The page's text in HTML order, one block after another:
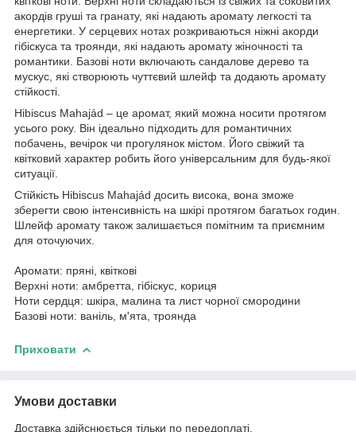
акордів груші та гранату, які надають аромату легкості та
енергетики. У серцевих нотах розкриваються ніжні акорди
гібіскуса та троянди, які надають аромату жіночності та
романтики. Базові ноти включають сандалове дерево та
мускус, які створюють чуттєвий шлейф та додають аромату
стійкості.
Hibiscus Mahajád – це аромат, який можна носити протягом
усього року. Він ідеально підходить для романтичних
побачень, вечірок чи прогулянок містом. Його свіжий та
квітковий характер робить його універсальним для будь-якої
ситуації.
Стійкість Hibiscus Mahajád досить висока, вона зможе
зберегти свою інтенсивність на шкірі протягом багатьох годин.
Шлейф аромату також залишається помітним та приємним
для оточуючих.
Аромати: пряні, квіткові
Верхні ноти: амбретта, гібіскус, кориця
Ноти сердця: шкіра, малина та лист чорної смородини
Базові ноти: ваніль, м'ята, троянда
Приховати
Умови доставки
Доставка здійснюється тільки по передоплаті.